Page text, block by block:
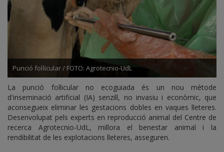
Punció fol·licular / FOTO: Agrotecnio-UdL
La punció fol·licular no ecoguiada és un nou mètode
d'inseminació artificial (IA) senzill, no invasiu i econòmic, que
aconsegueix eliminar les gestacions dobles en vaques lleteres.
Desenvolupat pels experts en reproducció animal del Centre de
recerca Agrotecnio-UdL, millora el benestar animal i la
rendibilitat de les explotacions lleteres, asseguren.